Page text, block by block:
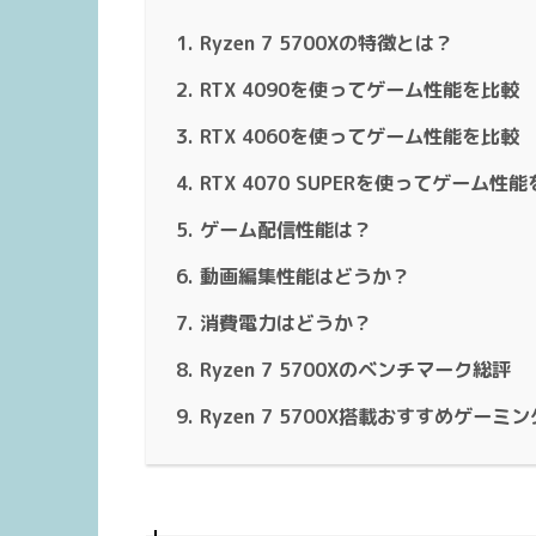
Ryzen 7 5700Xの特徴とは？
RTX 4090を使ってゲーム性能を比較
RTX 4060を使ってゲーム性能を比較
RTX 4070 SUPERを使ってゲーム性能
ゲーム配信性能は？
動画編集性能はどうか？
消費電力はどうか？
Ryzen 7 5700Xのベンチマーク総評
Ryzen 7 5700X搭載おすすめゲーミン